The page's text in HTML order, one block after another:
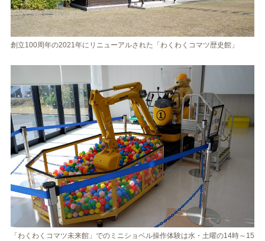
創立100周年の2021年にリニューアルされた「わくわくコマツ歴史館」
「わくわくコマツ未来館」でのミニショベル操作体験は水・土曜の14時～15